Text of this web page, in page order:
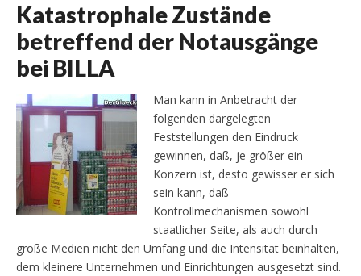
Katastrophale Zustände
betreffend der Notausgänge
bei BILLA
Man kann in Anbetracht der
folgenden dargelegten
Feststellungen den Eindruck
gewinnen, daß, je größer ein
Konzern ist, desto gewisser er sich
sein kann, daß
Kontrollmechanismen sowohl
staatlicher Seite, als auch durch
große Medien nicht den Umfang und die Intensität beinhalten,
dem kleinere Unternehmen und Einrichtungen ausgesetzt sind.